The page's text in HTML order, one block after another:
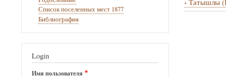
Список поселенных мест 1877
Библиография
Login
Имя пользователя